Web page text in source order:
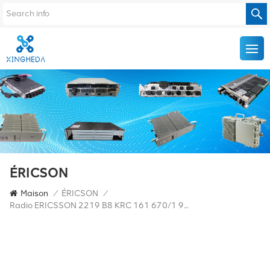
ÉRICSON
Maison / ÉRICSON /
Radio ERICSSON 2219 B8 KRC 161 670/1 900MHZ